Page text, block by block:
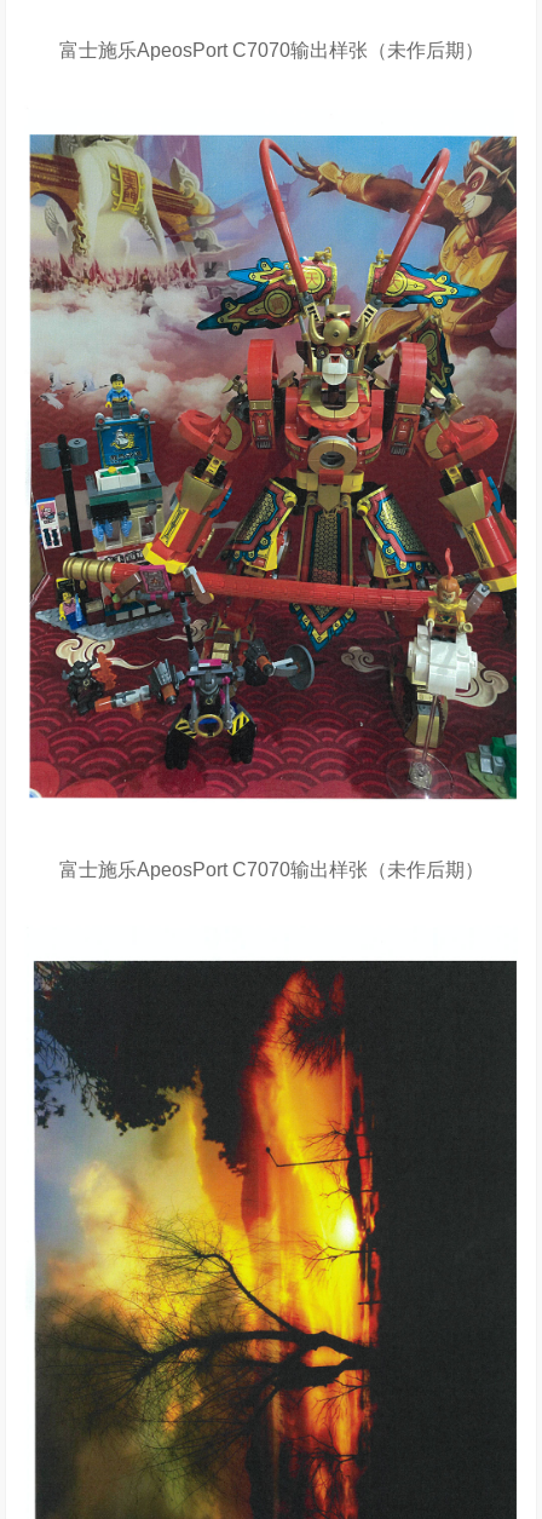
富士施乐ApeosPort C7070输出样张（未作后期）
富士施乐ApeosPort C7070输出样张（未作后期）